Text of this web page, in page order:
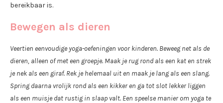
bereikbaar is.
Bewegen als dieren
Veertien eenvoudige yoga-oefeningen voor kinderen. Beweeg net als de
dieren, alleen of met een groepje. Maak je rug rond als een kat en strek
je nek als een giraf. Rek je helemaal uit en maak je lang als een slang.
Spring daarna vrolijk rond als een kikker en ga tot slot lekker liggen
als een muisje dat rustig in slaap valt. Een speelse manier om yoga te